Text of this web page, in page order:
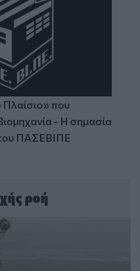
που
- Η σημασία
ΠΑΣΕΒΙΠΕ
ροή